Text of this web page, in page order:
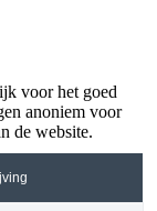
voor het goed
anoniem voor
de website.